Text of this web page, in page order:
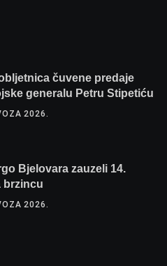
čuvene predaje
generalu Petru Stipetiću
2026.
Bjelovara zauzeli 14.
brzincu
2026.